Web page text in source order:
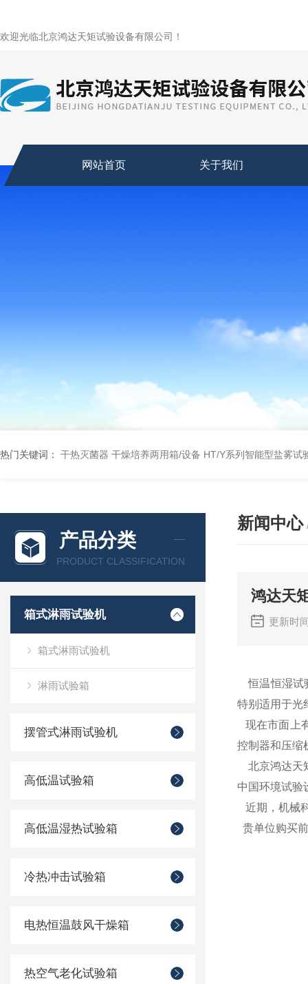
欢迎光临北京鸿达天矩试验设备有限公司！
网站首页 关于我们
热门关键词： 干热灭菌器 干燥培养两用箱/设备 HT/Y系列智能型盐雾试
产品分类
PRODUCT CLASSIFICATION
箱式淋雨试验机
箱式淋雨试验机
淋雨试验箱
摆管式淋雨试验机
高低温试验箱
高低温湿热试验箱
冷热冲击试验箱
电热恒温鼓风干燥箱
热空气老化试验箱
新闻中心
鸿达天
更新时
恒温恒湿试
特别适用于光
现在市面上
控制器和压缩
北京鸿达天
中国环境试验
近期，机械
贵单位购买